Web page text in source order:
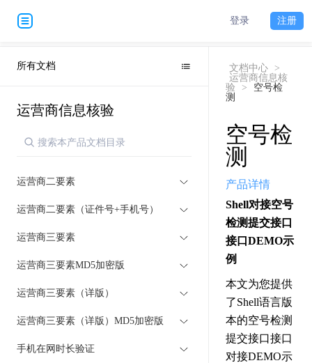
登录 注册
所有文档
运营商信息核验
运营商二要素
运营商二要素（证件号+手机号）
运营商三要素
运营商三要素MD5加密版
运营商三要素（详版）
运营商三要素（详版）MD5加密版
手机在网时长验证
文档中心
>
运营商信息核
验
>
空号检
测
空号检
测
产品详情
Shell对接空号
检测提交接口
接口DEMO示
例
本文为您提供
了Shell语言版
本的空号检测
提交接口接口
对接DEMO示